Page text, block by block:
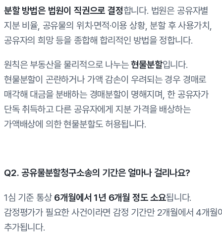
분할 방법은 법원이 직권으로 결정합니다. 법원은 공유자별
지분 비율, 공유물의 위치·면적·이용 상황, 분할 후 사용가치,
공유자의 희망 등을 종합해 합리적인 방법을 정합니다.
원칙은 부동산을 물리적으로 나누는현물분할입니다.
현물분할이 곤란하거나 가액 감손이 우려되는 경우 경매로
매각해 대금을 분배하는 경매분할이 명해지며, 한 공유자가
단독 취득하고 다른 공유자에게 지분 가격을 배상하는
가액배상에 의한 현물분할도 허용됩니다.
Q2. 공유물분할청구소송의 기간은 얼마나 걸리나요?
1심 기준 통상 6개월에서 1년 6개월 정도 소요됩니다.
감정평가가 필요한 사건이라면 감정 기간만 2개월에서 4개월
추가됩니다.